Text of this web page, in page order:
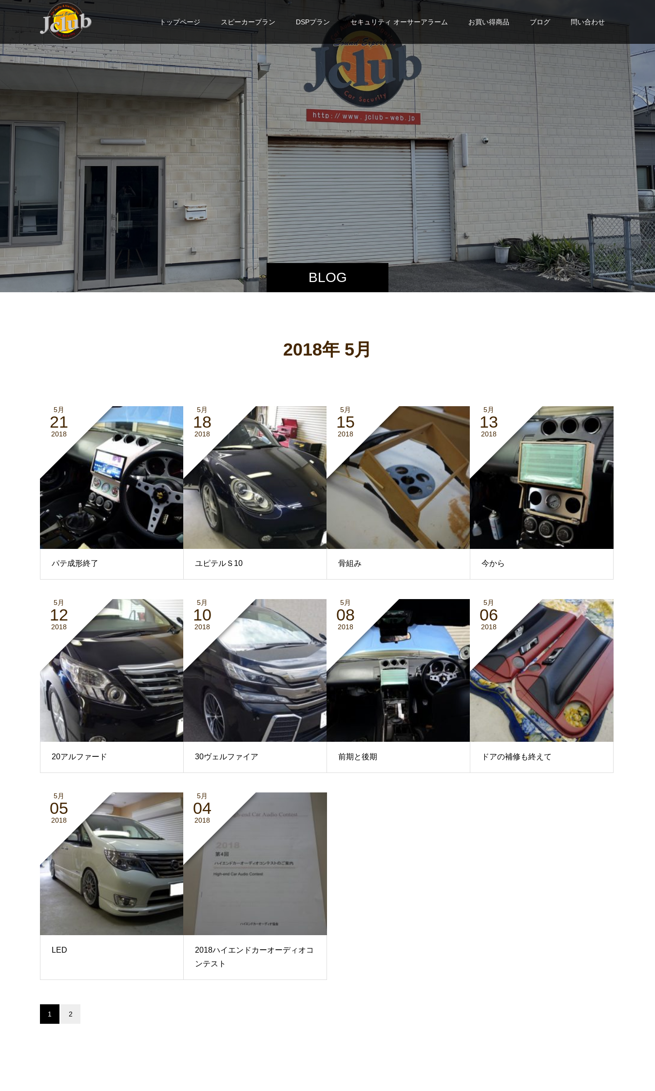
トップページ スピーカープラン DSPプラン セキュリティ オーサーアラーム お買い得商品 ブログ 問い合わせ
BLOG
2018年 5月
5月
21
2018
パテ成形終了
5月
18
2018
ユピテルＳ10
5月
15
2018
骨組み
5月
13
2018
今から
5月
12
2018
20アルファード
5月
10
2018
30ヴェルファイア
5月
08
2018
前期と後期
5月
06
2018
ドアの補修も終えて
5月
05
2018
LED
5月
04
2018
2018ハイエンドカーオーディオコ
ンテスト
1 2